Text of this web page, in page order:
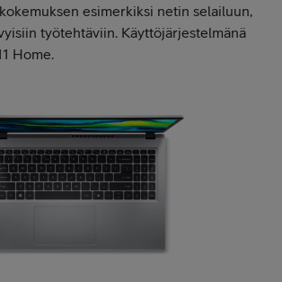
esimerkiksi netin selailuun,
työtehtäviin. Käyttöjärjestelmänä
Home.